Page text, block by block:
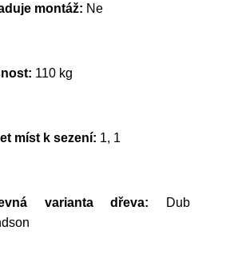
montáž: Ne
110 kg
míst k sezení: 1, 1
varianta dřeva: Dub